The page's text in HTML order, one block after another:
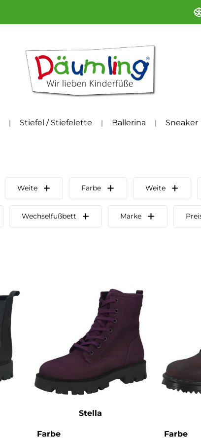
Stiefel / Stiefelette Ballerina Sneaker
Weite Farbe Weite
Wechselfußbett Marke
Stella
Farbeauswählen Farbe